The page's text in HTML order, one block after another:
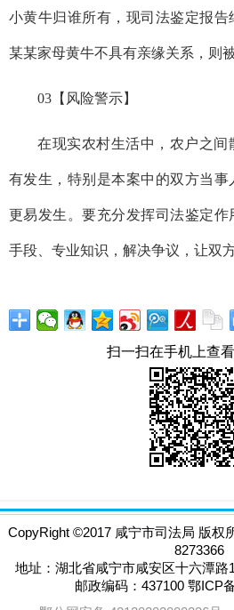
小黄牛归谁所有，现司法鉴定报
某某家母黄牛不具有亲缘关系，则
03 【风险警示】
在现实农村生活中，农户之
有发生，特别是本案中的双方当事
更易发生。要充分发挥司法鉴定
手段、专业知识，解决争议，让双
扫一扫在手机上查
CopyRight ©2017 咸宁市司法局 版
8273366
地址：湖北省咸宁市咸安区十六潭
邮政编码：437100 鄂ICP